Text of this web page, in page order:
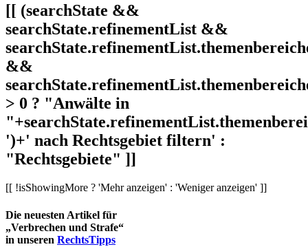
[[ (searchState &&
searchState.refinementList &&
&&
> 0 ? "Anwälte in
')+' nach Rechtsgebiet filtern' :
"Rechtsgebiete" ]]
[[ !isShowingMore ? 'Mehr anzeigen' : 'Weniger anzeigen' ]]
Die neuesten Artikel für
„Verbrechen und Strafe“
in unseren RechtsTipps